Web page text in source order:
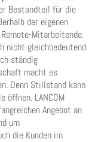
Bestandteil für die
der eigenen
Mitarbeitende.
nicht gleichbedeutend
ständig
macht es
Denn Stillstand kann
LANCOM
Angebot an
um
die Kunden im